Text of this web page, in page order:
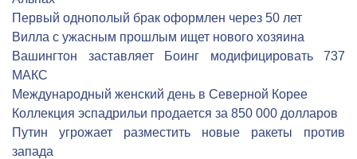
Первый однополый брак оформлен через 50 лет
Вилла с ужасным прошлым ищет нового хозяина
Вашингтон заставляет Боинг модифицировать 737
МАКС
Международный женский день в Северной Корее
Коллекция эспадрильи продается за 850 000 долларов
Путин угрожает разместить новые ракеты против
запада